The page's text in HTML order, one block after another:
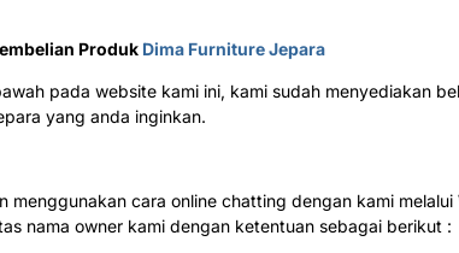
Produk Dima Furniture Jepara
pada website kami ini, kami sudah menyediakan
yang anda inginkan.
cara online chatting dengan kami melalui
nama owner kami dengan ketentuan sebagai berikut :